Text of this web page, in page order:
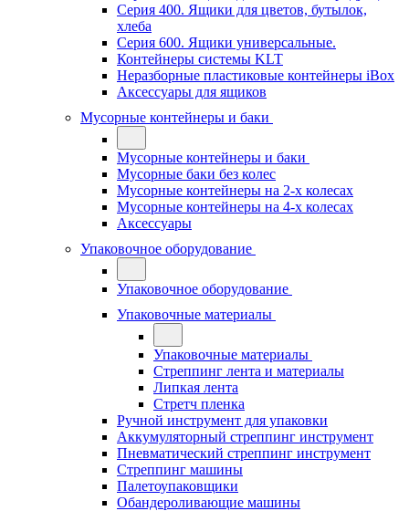
Серия 400. Ящики для цветов, бутылок,
хлеба
Серия 600. Ящики универсальные.
Контейнеры системы KLT
Неразборные пластиковые контейнеры iBox
Аксессуары для ящиков
Мусорные контейнеры и баки
Мусорные контейнеры и баки
Мусорные баки без колес
Мусорные контейнеры на 2-х колесах
Мусорные контейнеры на 4-х колесах
Аксессуары
Упаковочное оборудование
Упаковочное оборудование
Упаковочные материалы
Упаковочные материалы
Стреппинг лента и материалы
Липкая лента
Стретч пленка
Ручной инструмент для упаковки
Аккумуляторный стреппинг инструмент
Пневматический стреппинг инструмент
Стреппинг машины
Палетоупаковщики
Обандероливающие машины